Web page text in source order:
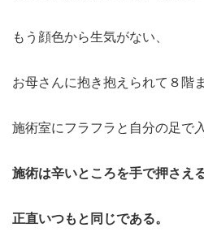
もう顔色から生気がない、
お母さんに抱き抱えられて８階
施術室にフラフラと自分の足で
施術は辛いところを手で押さえる
正直いつもと同じである。